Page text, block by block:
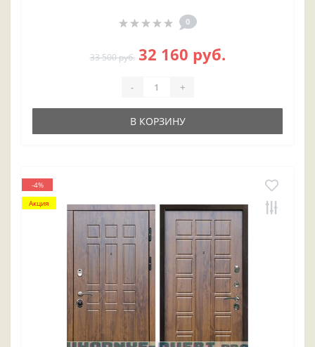
0
33 500 руб. 32 160 руб.
- +
В КОРЗИНУ
-4%
Акция